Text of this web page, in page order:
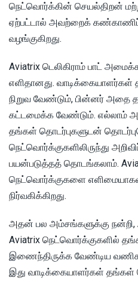
நெட்வொர்க்கின் செயல்திறன்
ஏற்பட்டால் அவற்றைக்
வழங்குகிறது.
Aviatrix டெலிகிராம் பாட்
எளிதானது.
நிறுவ வேண்டும், பின்னர் அதை
கட்டமைக்க வேண்டும். எல்லாம்
தங்கள் தொடர்புகளுடன்
நெட்வொர்க்குகளிலிருந்து
பயன்படுத்தத் தொடங்கலாம்.
நெட்வொர்க்குகளை
நிர்வகிக்கிறது.
அதன் பல அம்சங்களுக்கு நன்றி,
Aviatrix நெட்வொர்க்குகளில்
இணைந்திருக்க வேண்டிய
இது வாடிக்கையாளர்கள் தங்கள்